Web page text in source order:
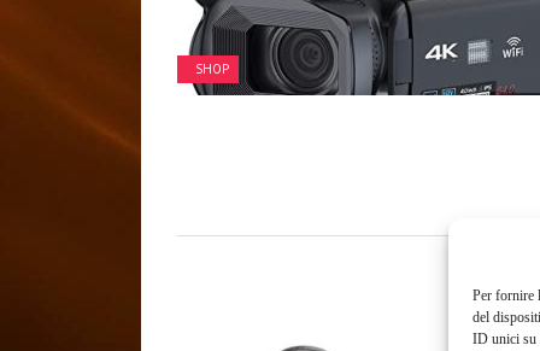
Per fornire
del
ID unici su
SHOP